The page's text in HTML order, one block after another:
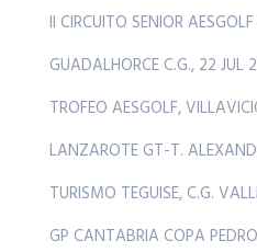
II CIRCUITO SENIOR
GUADALHORCE C.G., 22 JUL
TROFEO AESGOLF,
LANZAROTE GT-T.
TURISMO TEGUISE, C.G.
GP CANTABRIA COPA